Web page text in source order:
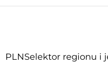
PLNSelektor regionu i